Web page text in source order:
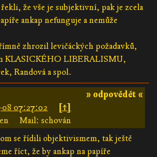
že vše je subjektivní, pak je zcela
ankap nefunguje a nemůže
zhrozil levičáckých požadavků,
KLASICKÉHO LIBERALISMU,
Randová a spol.
» odpovědět «
08 07:27:02
[↑]
Mail: schován
se řídili objektivismem, tak ještě
říct, že by ankap na papíře